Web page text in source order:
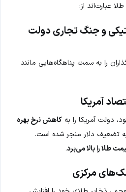
عبارت‌اند از:
و جنگ تجاری دولت
را به سمت پناهگاه‌هایی مانند
دولت آمریکا را به کاهش نرخ بهره
تضعیف دلار منجر شده است.
طلا را بالا می‌برد.